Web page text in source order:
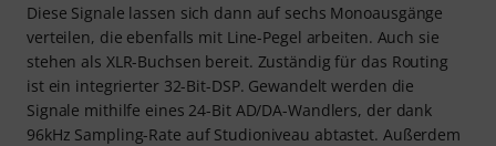
Diese Signale lassen sich dann auf sechs Monoausgänge
verteilen, die ebenfalls mit Line-Pegel arbeiten. Auch sie
stehen als XLR-Buchsen bereit. Zuständig für das Routing
ist ein integrierter 32-Bit-DSP. Gewandelt werden die
Signale mithilfe eines 24-Bit AD/DA-Wandlers, der dank
96kHz Sampling-Rate auf Studioniveau abtastet. Außerdem